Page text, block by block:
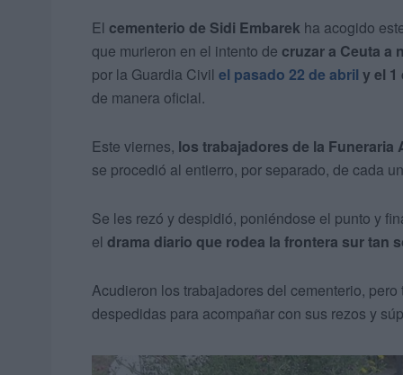
El cementerio de Sidi Embarek ha acogido
que murieron en el intento de cruzar a Ceuta a
por la Guardia Civil el pasado 22 de abril y el 1
de manera oficial.
Este viernes, los trabajadores de la Funeraria
se procedió al entierro, por separado, de cada
Se les rezó y despidió, poniéndose el punto y
el drama diario que rodea la frontera sur tan
Acudieron los trabajadores del cementerio,
despedidas para acompañar con sus rezos y